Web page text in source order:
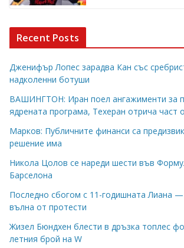
Recent Posts
Дженифър Лопес зарадва Кан със
надколенни ботуши
ВАШИНГТОН: Иран поел ангажименти за
ядрената програма, Техеран отрича част
Марков: Публичните финанси са
решение има
Никола Цолов се нареди шести във
Барселона
Последно сбогом с 11-годишната Лиана
вълна от протести
Жизел Бюндхен блести в дръзка топлес
летния брой на W